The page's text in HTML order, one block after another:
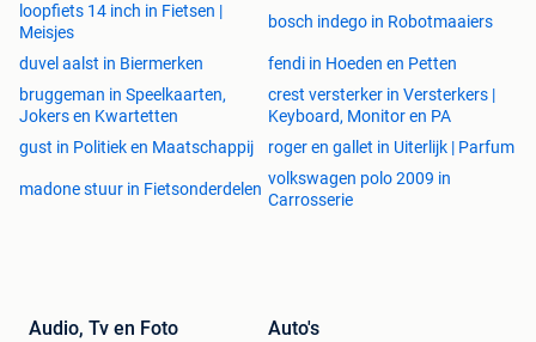
loopfiets 14 inch in Fietsen |
Meisjes
bosch indego in Robotmaaiers
duvel aalst in Biermerken
fendi in Hoeden en Petten
bruggeman in Speelkaarten,
Jokers en Kwartetten
crest versterker in Versterkers |
Keyboard, Monitor en PA
gust in Politiek en Maatschappij
roger en gallet in Uiterlijk | Parfum
madone stuur in Fietsonderdelen
volkswagen polo 2009 in
Carrosserie
Audio, Tv en Foto Auto's